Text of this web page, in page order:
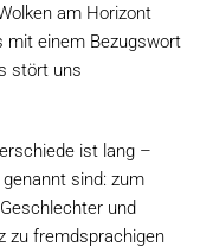
am Horizont
mit einem Bezugswort
stört uns
ist lang –
sind: zum
und
zu fremdsprachigen